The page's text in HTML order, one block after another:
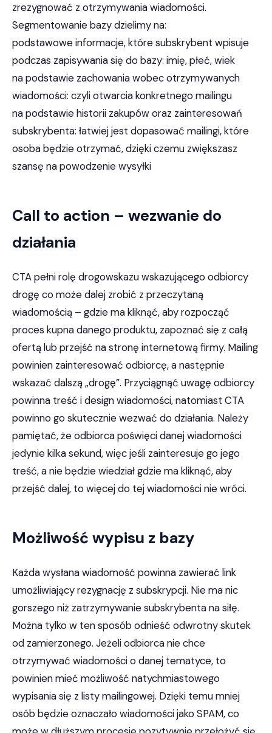
zrezygnować z otrzymywania wiadomości.
Segmentowanie bazy dzielimy na:
podstawowe informacje, które subskrybent wpisuje
podczas zapisywania się do bazy: imię, płeć, wiek
na podstawie zachowania wobec otrzymywanych
wiadomości: czyli otwarcia konkretnego mailingu
na podstawie historii zakupów oraz zainteresowań
subskrybenta: łatwiej jest dopasować mailingi, które
osoba będzie otrzymać, dzięki czemu zwiększasz
szansę na powodzenie wysyłki
Call to action – wezwanie do
działania
CTA pełni rolę drogowskazu wskazującego odbiorcy
drogę co może dalej zrobić z przeczytaną
wiadomością – gdzie ma kliknąć, aby rozpocząć
proces kupna danego produktu, zapoznać się z całą
ofertą lub przejść na stronę internetową firmy. Mailing
powinien zainteresować odbiorcę, a następnie
wskazać dalszą „drogę”. Przyciągnąć uwagę odbiorcy
powinna treść i design wiadomości, natomiast CTA
powinno go skutecznie wezwać do działania. Należy
pamiętać, że odbiorca poświęci danej wiadomości
jedynie kilka sekund, więc jeśli zainteresuje go jego
treść, a nie będzie wiedział gdzie ma kliknąć, aby
przejść dalej, to więcej do tej wiadomości nie wróci.
Możliwość wypisu z bazy
Każda wysłana wiadomość powinna zawierać link
umożliwiający rezygnację z subskrypcji. Nie ma nic
gorszego niż zatrzymywanie subskrybenta na siłę.
Można tylko w ten sposób odnieść odwrotny skutek
od zamierzonego. Jeżeli odbiorca nie chce
otrzymywać wiadomości o danej tematyce, to
powinien mieć możliwość natychmiastowego
wypisania się z listy mailingowej. Dzięki temu mniej
osób będzie oznaczało wiadomości jako SPAM, co